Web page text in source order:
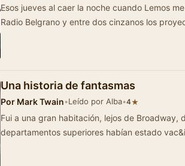
Esos jueves al caer la noche cuando Lemos
Radio Belgrano y entre dos cinzanos los
Una historia de fantasmas
Por Mark Twain•Leído por Alba•4★
Fui a una gran habitación, lejos de Broadway, de un gran y
departamentos superiores habían estado